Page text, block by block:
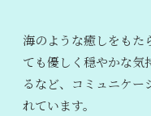
海のような癒しをもた
ても優しく穏やかな気
るなど、コミュニケー
れています。